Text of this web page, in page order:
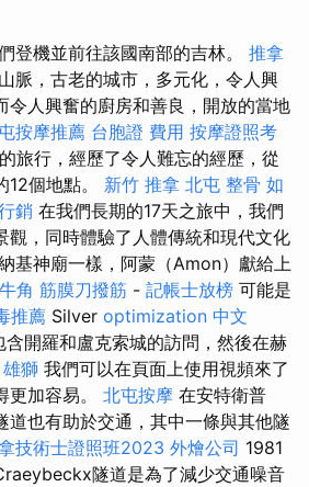
登機並前往該國南部的吉林。 推拿
脈，古老的城市，多元化，令人興
令人興奮的廚房和善良，開放的當地
按摩推薦 台胞證 費用 按摩證照考
旅行，經歷了令人難忘的經歷，從
12個地點。 新竹 推拿 北屯 整骨 如
銷 在我們長期的17天之旅中，我們
觀，同時體驗了人體傳統和現代文化
基神廟一樣，阿蒙（Amon）獻給上
牛角 筋膜刀撥筋 - 記帳士放榜 可能是
推薦 Silver optimization 中文
開羅和盧克索城的訪問，然後在赫
獅 我們可以在頁面上使用視頻來了
更加容易。 北屯按摩 在安特衛普
道也有助於交通，其中一條與其他隧
技術士證照班2023 外燴公司 1981
隧道是為了減少交通噪音